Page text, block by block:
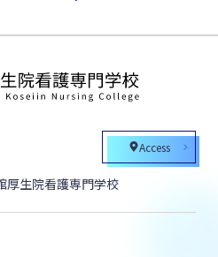
Access
厚生院看護専門学校